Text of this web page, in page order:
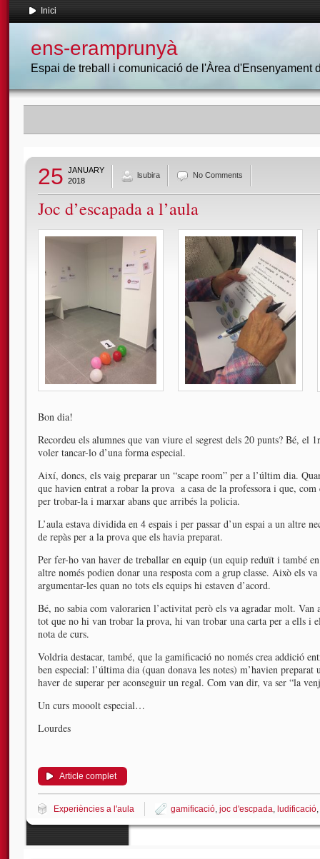
Inici
ens-eramprunyà
Espai de treball i comunicació de l'Àrea d'Ensenyament
25 JANUARY
2018
lsubira No Comments
Joc d’escapada a l’aula
Bon dia!
Recordeu els alumnes que van viure el segrest dels 20 punts? Bé, el
voler tancar-lo d’una forma especial.
Així, doncs, els vaig preparar un “scape room” per a l’últim dia.
que havien entrat a robar la prova a casa de la professora i que,
per trobar-la i marxar abans que arribés la policia.
L’aula estava dividida en 4 espais i per passar d’un espai a un altre
de repàs per a la prova que els havia preparat.
Per fer-ho van haver de treballar en equip (un equip reduït i també
altre només podien donar una resposta com a grup classe. Això els
argumentar-les quan no tots els equips hi estaven d’acord.
Bé, no sabia com valorarien l’activitat però els va agradar molt.
tot que no hi van trobar la prova, hi van trobar una carta per a ells i
nota de curs.
Voldria destacar, també, que la gamificació no només crea addició
ben especial: l’última dia (quan donava les notes) m’havien
haver de superar per aconseguir un regal. Com van dir, va ser “la
Un curs mooolt especial…
Lourdes
Article complet
Experiències a l'aula gamificació, joc d'escpada, ludificació,